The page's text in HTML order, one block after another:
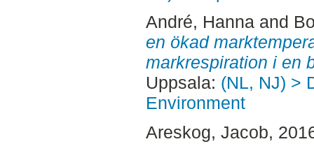
André, Hannaand
en ökad
markrespiration i en
Uppsala: (NL, NJ) >
Environment
Areskog, Jacob,